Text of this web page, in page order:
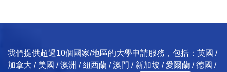
我們提供超過10個國家/地區的大學申請服務，包括：英國 /
加拿大 / 美國 / 澳洲 / 紐西蘭 / 澳門 / 新加坡 / 愛爾蘭 / 德國 /